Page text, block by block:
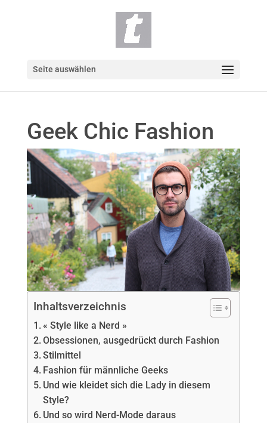
Seite auswählen
Geek Chic Fashion
Inhaltsverzeichnis
« Style like a Nerd »
Obsessionen, ausgedrückt durch Fashion
Stilmittel
Fashion für männliche Geeks
Und wie kleidet sich die Lady in diesem
Style?
Und so wird Nerd-Mode daraus